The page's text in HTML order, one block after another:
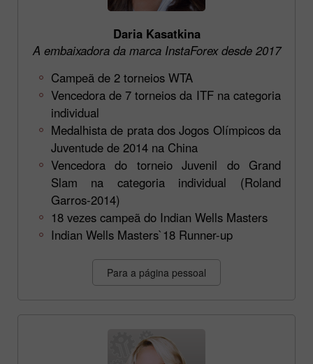
Daria Kasatkina
A embaixadora da marca InstaForex desde 2017
Campeã de 2 torneios WTA
Vencedora de 7 torneios da ITF na categoria
individual
Medalhista de prata dos Jogos Olímpicos da
Juventude de 2014 na China
Vencedora do torneio Juvenil do Grand
Slam na categoria individual (Roland
Garros-2014)
18 vezes campeã do Indian Wells Masters
Indian Wells Masters`18 Runner-up
Para a página pessoal